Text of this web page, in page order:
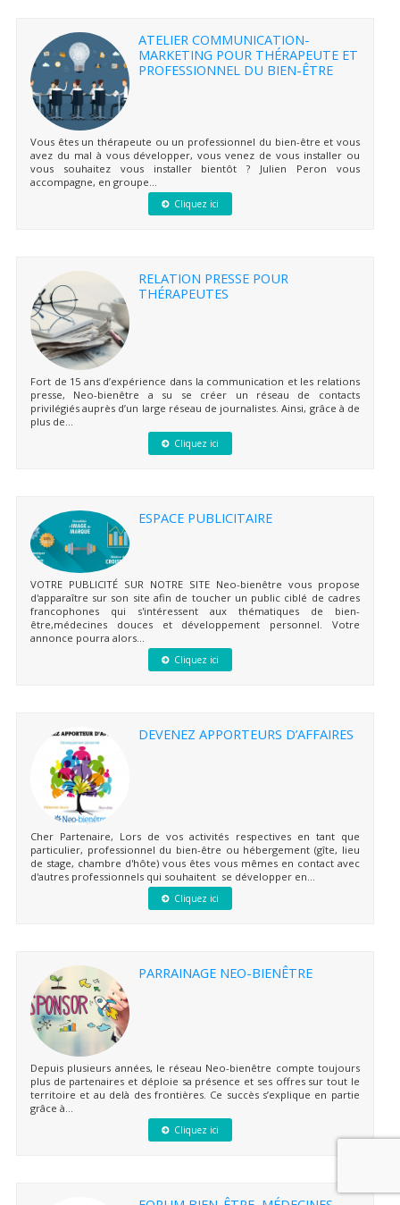
ATELIER COMMUNICATION-
MARKETING POUR THÉRAPEUTE ET
PROFESSIONNEL DU BIEN-ÊTRE
Vous êtes un thérapeute ou un professionnel du bien-être et vous
avez du mal à vous développer, vous venez de vous installer ou
vous souhaitez vous installer bientôt ? Julien Peron vous
accompagne, en groupe...
Cliquez ici
RELATION PRESSE POUR
THÉRAPEUTES
Fort de 15 ans d’expérience dans la communication et les relations
presse, Neo-bienêtre a su se créer un réseau de contacts
privilégiés auprès d’un large réseau de journalistes. Ainsi, grâce à de
plus de...
Cliquez ici
ESPACE PUBLICITAIRE
VOTRE PUBLICITÉ SUR NOTRE SITE Neo-bienêtre vous propose
d'apparaître sur son site afin de toucher un public ciblé de cadres
francophones qui s'intéressent aux thématiques de bien-
être,médecines douces et développement personnel. Votre
annonce pourra alors...
Cliquez ici
DEVENEZ APPORTEURS D’AFFAIRES
Cher Partenaire, Lors de vos activités respectives en tant que
particulier, professionnel du bien-être ou hébergement (gîte, lieu
de stage, chambre d'hôte) vous êtes vous mêmes en contact avec
d'autres professionnels qui souhaitent se développer en...
Cliquez ici
PARRAINAGE NEO-BIENÊTRE
Depuis plusieurs années, le réseau Neo-bienêtre compte toujours
plus de partenaires et déploie sa présence et ses offres sur tout le
territoire et au delà des frontières. Ce succès s’explique en partie
grâce à...
Cliquez ici